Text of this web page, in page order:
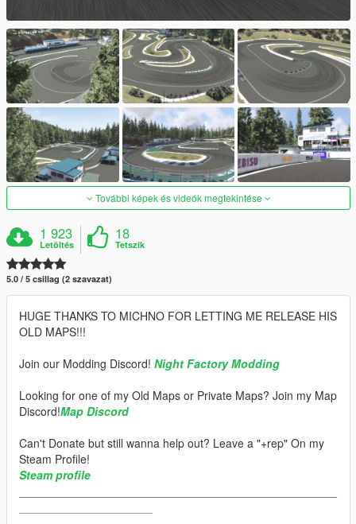
További képek és videók megtekintése
1 923
Letöltés
18
Tetszik
5.0 / 5 csillag (2 szavazat)
HUGE THANKS TO MICHNO FOR LETTING ME RELEASE HIS
OLD MAPS!!!
Join our Modding Discord! Night Factory Modding
Looking for one of my Old Maps or Private Maps? Join my Map
Discord!Map Discord
Can't Donate but still wanna help out? Leave a "+rep" On my
Steam Profile!
Steam profile